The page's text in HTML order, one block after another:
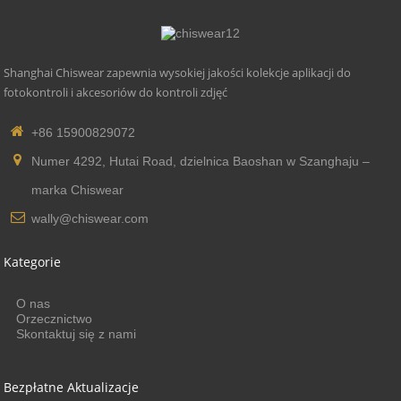
Shanghai Chiswear zapewnia wysokiej jakości kolekcje aplikacji do
fotokontroli i akcesoriów do kontroli zdjęć
+86 15900829072
Numer 4292, Hutai Road, dzielnica Baoshan w Szanghaju –
marka Chiswear
wally@chiswear.com
Kategorie
O nas
Orzecznictwo
Skontaktuj się z nami
Bezpłatne Aktualizacje